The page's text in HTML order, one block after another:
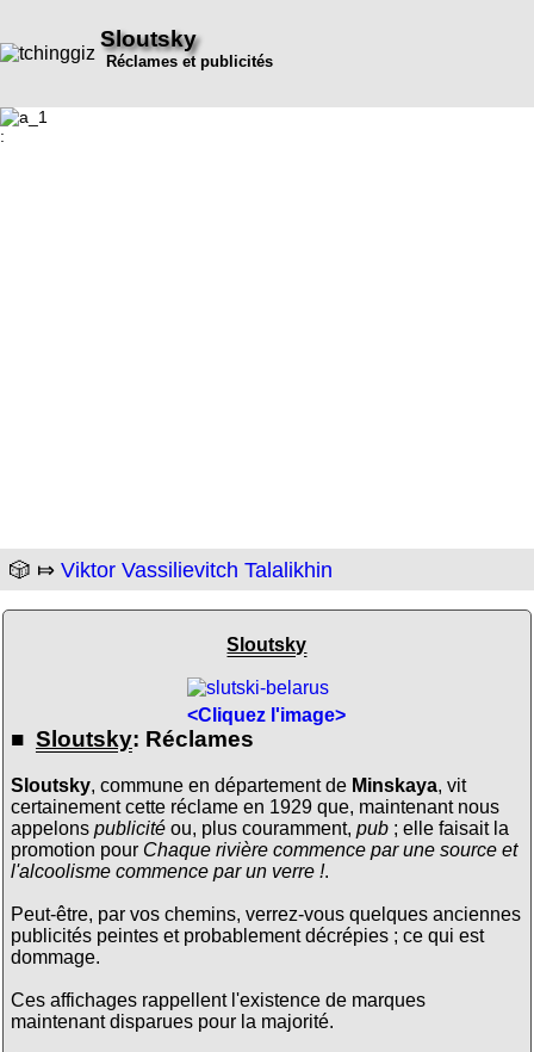
Sloutsky
Réclames et publicités
:
🎲 ⤇ Viktor Vassilievitch Talalikhin
Sloutsky
<Cliquez l'image>
■ Sloutsky: Réclames
Sloutsky, commune en département de Minskaya, vit
certainement cette réclame en 1929 que, maintenant nous
appelons publicitéou, plus couramment, pub; elle faisait la
promotion pour Chaque rivière commence par une source et
l'alcoolisme commence par un verre !.
Peut-être, par vos chemins, verrez-vous quelques anciennes
publicités peintes et probablement décrépies ; ce qui est
dommage.
Ces affichages rappellent l'existence de marques
maintenant disparues pour la majorité.